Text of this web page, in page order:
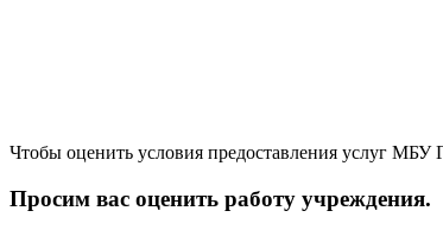
Чтобы оценить условия предоставления услуг
Просим вас оценить работу учреждения.